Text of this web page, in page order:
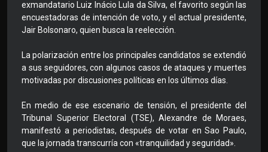
exmandatario Luiz Inácio Lula da Silva, el favorito según las
encuestadoras de intención de voto, y el actual presidente,
Jair Bolsonaro, quien busca la reelección.
La polarización entre los principales candidatos se extendió
a sus seguidores, con algunos casos de ataques y muertes
motivadas por discusiones políticas en los últimos días.
En medio de ese escenario de tensión, el presidente del
Tribunal Superior Electoral (TSE), Alexandre de Moraes,
manifestó a periodistas, después de votar en Sao Paulo,
que la jornada transcurría con «tranquilidad y seguridad».